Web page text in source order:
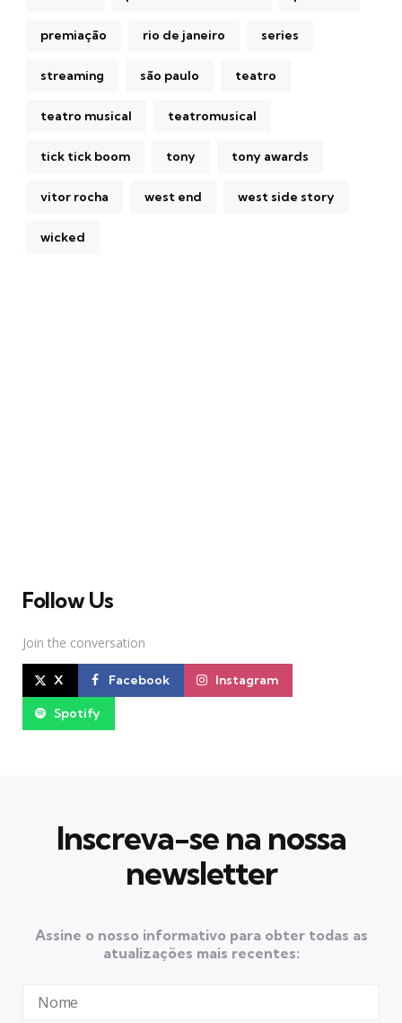
premiação rio de janeiro series
streaming são paulo teatro
teatro musical teatromusical
tick tick boom tony tony awards
vitor rocha west end west side story
wicked
Follow Us
Join the conversation
X Facebook Instagram
Spotify
Inscreva-se na nossa
newsletter
Assine o nosso informativo para obter todas as
atualizações mais recentes: